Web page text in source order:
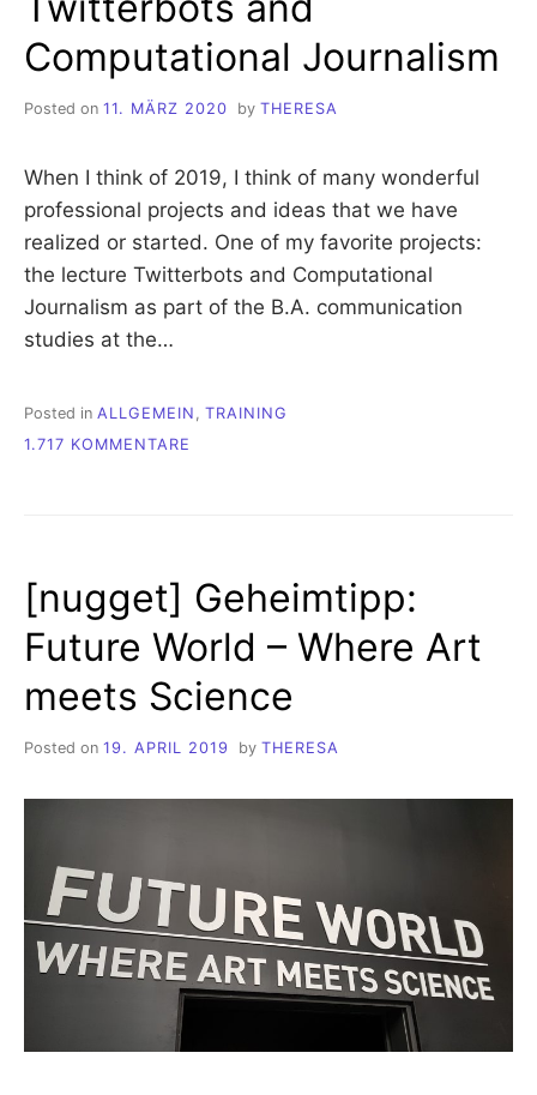
Computational Journalism
Posted on 11. MÄRZ 2020 by THERESA
When I think of 2019, I think of many wonderful
professional projects and ideas that we have
realized or started. One of my favorite projects:
the lecture Twitterbots and Computational
Journalism as part of the B.A. communication
studies at the…
Posted in ALLGEMEIN , TRAINING
1.717 KOMMENTARE
TWITTERBOTS
AND
COMPUTATIONAL
JOURNALISM
[nugget] Geheimtipp:
Future World – Where Art
meets Science
Posted on 19. APRIL 2019 by THERESA